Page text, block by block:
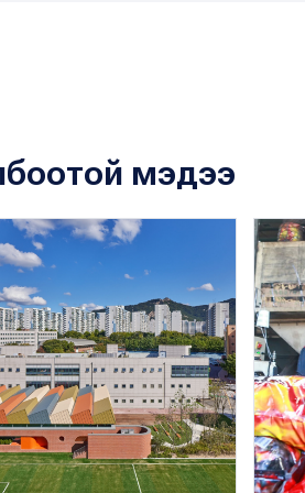
мэдээ